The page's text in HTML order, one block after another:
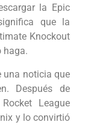
la Epic
que la
Knockout
haga.
una noticia que
Después de
League
y lo convirtió